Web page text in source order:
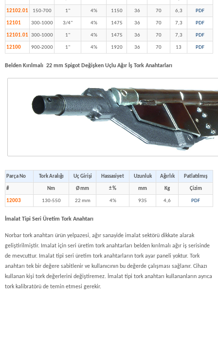
12102.01 150-700 1" 4% 1150 36 70 6,3 PDF
12101 300-1000 3/4" 4% 1475 36 70 7,3 PDF
12101.01 300-1000 1" 4% 1475 36 70 7,3 PDF
12100 900-2000 1" 4% 1920 36 70 13 PDF
Belden Kırılmalı 22 mm Spigot Değişken Uçlu Ağır İş Tork Anahtarları
Parça No Tork Aralığı Uç Girişi Hassasiyet Uzunluk Ağırlık Patlatılmış
# Nm Ø mm ± % mm Kg Çizim
12003 130-550 22 mm 4% 935 4,6 PDF
İmalat Tipi Seri Üretim Tork Anahtarı
Norbar tork anahtarı ürün yelpazesi, ağır sanayide imalat sektörü dikkate alarak
geliştirilmiştir. Imalat için seri üretim tork anahtarları belden kırılmalı ağır iş serisinde
de mevcuttur. Imalat tipi seri üretim tork anahtarların tork ayar paneli yoktur. Tork
anahtarı tek bir değere sabitlenir ve kullanıcının bu değerde çalışması sağlanır. Cihazı
kullanan kişi tork değerlerini değiştiremez. İmalat tipi tork anahtarı kullananların ayrıca
tork kalibratörü de temin etmesi gerekir.